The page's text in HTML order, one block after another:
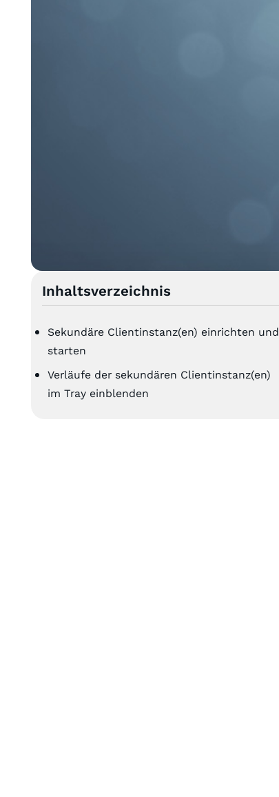
Inhaltsverzeichnis
Sekundäre Clientinstanz(en) einrichten und
starten
Verläufe der sekundären Clientinstanz(en)
im Tray einblenden